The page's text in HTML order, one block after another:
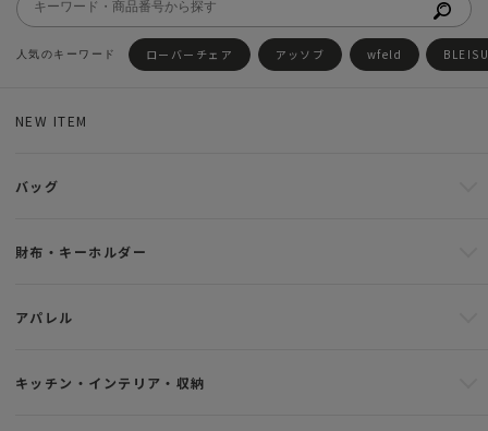
ローバーチェア アッソブ wfeld
NEW ITEM
バッグ
財布・キーホルダー
アパレル
キッチン・インテリア・収納